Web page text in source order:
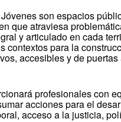
son espacios
que atraviesa
y articulado en cada
contextos para la
accesibles y de
profesionales con
acciones para el
acceso a la justicia,